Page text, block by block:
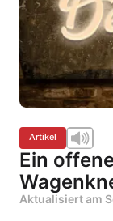
Artikel
Ein
Aktualisiert am